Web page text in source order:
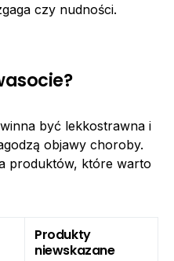
czy nudności.
być lekkostrawna i
objawy choroby.
produktów, które warto
Produkty
niewskazane